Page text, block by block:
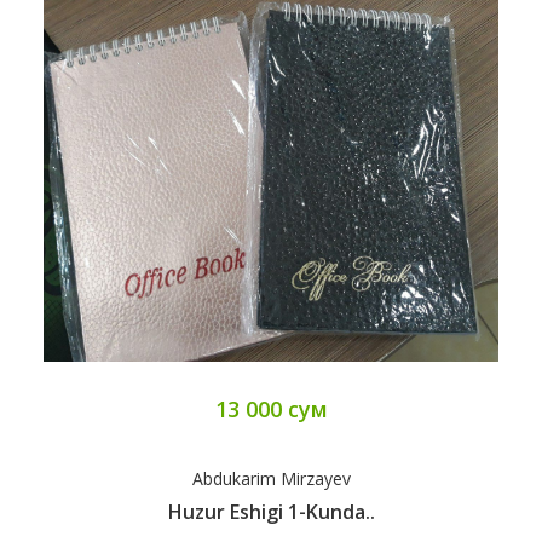
13 000 сум
Abdukarim Mirzayev
Huzur Eshigi 1-Kunda..